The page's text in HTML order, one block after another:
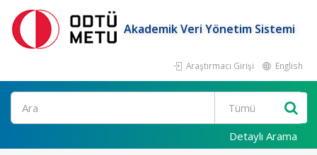
Akademik Veri Yönetim Sistemi
Araştırmacı Girişi English
Ara
Detaylı Arama